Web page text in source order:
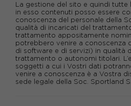
La gestione del sito e quindi tutte
in esso contenuti posso essere
conoscenza del personale della
qualità di incaricati del
trattamento appositamente
potrebbero venire a conoscenza
di software e di servizi) in qualità
trattamento o autonomi titolari.
soggetti a cui i Vostri dati
venire a conoscenza è a Vostra
sede legale della Soc. Sportland